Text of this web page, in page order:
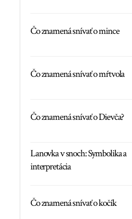
Čo znamená snívať o mince
Čo znamená snívať o mŕtvola
Čo znamená snívať o Dievča?
Lanovka v snoch: Symbolika a
interpretácia
Čo znamená snívať o kočík